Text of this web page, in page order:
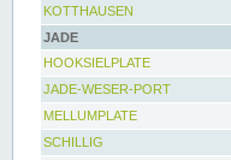
KOTTHAUSEN
JADE
HOOKSIELPLATE
JADE-WESER-PORT
MELLUMPLATE
SCHILLIG